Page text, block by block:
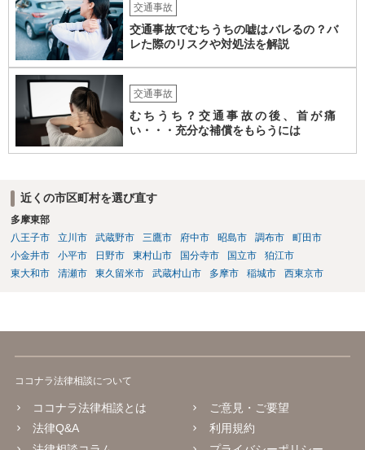
交通事故
交通事故でむちうちの嘘はバレるの？バ
レた際のリスクや対処法を解説
交通事故
むちうち？交通事故の後、首が痛
い・・・充分な補償をもらうには
近くの市区町村を選び直す
多摩東部
八王子市
立川市 武蔵野市 三鷹市 府中市 昭島市 調布市
町田市
小金井市
小平市 日野市 東村山市 国分寺市 国立市
狛江市
東大和市
清瀬市 東久留米市 武蔵村山市 多摩市 稲城市 西東京市
ココナラ法律相談について
ココナラ法律相談とは
法律Q&A
ご意見・ご要望
利用規約